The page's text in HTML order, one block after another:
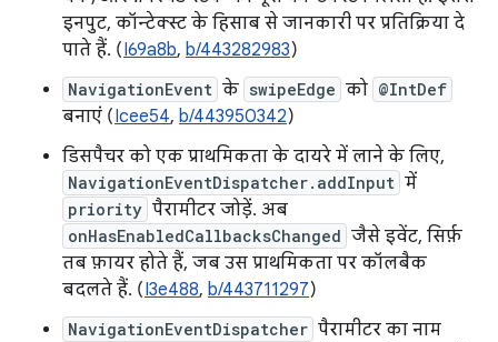
इनपुट, कॉन्टेक्स्ट के हिसाब से जानकारी पर प्रतिक्रिया दे
पाते हैं. (I69a8b, b/443282983)
NavigationEvent के swipeEdge को @IntDef
बनाएं (Icee54, b/443950342)
डिसपैचर को एक प्राथमिकता के दायरे में लाने के लिए,
NavigationEventDispatcher.addInput में
priority पैरामीटर जोड़ें. अब
onHasEnabledCallbacksChanged जैसे इवेंट, सिर्फ़
तब फ़ायर होते हैं, जब उस प्राथमिकता पर कॉलबैक
बदलते हैं. (I3e488, b/443711297)
NavigationEventDispatcher पैरामीटर का नाम